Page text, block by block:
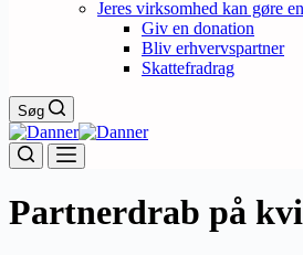
Jeres virksomhed kan gøre
Giv en donation
Bliv erhvervspartner
Skattefradrag
Søg
Partnerdrab på